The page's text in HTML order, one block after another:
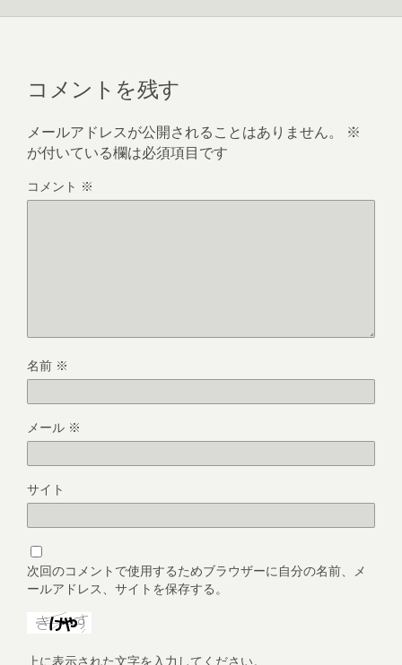
コメントを残す
メールアドレスが公開されることはありません。
※
が付いている欄は必須項目です
コメント ※
名前 ※
メール ※
サイト
次回のコメントで使用するためブラウザーに自分の名前、メ
ールアドレス、サイトを保存する。
上に表示された文字を入力してください。